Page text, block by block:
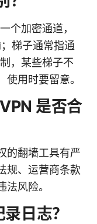
个加密通道，
梯子通常指通
，某些梯子不
用时要留意。
是否合
的翻墙工具有严
规、运营商条款
风险。
日志？